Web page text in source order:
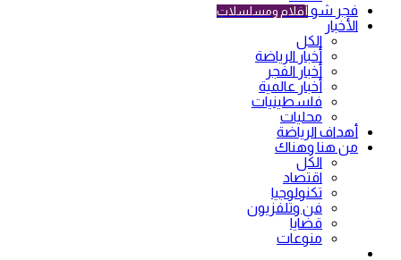
فجر شو أفلام ومسلسلات
الأخبار
الكل
أخبار الرياضة
أخبار الفجر
أخبار عالمية
فلسطينيات
محليات
أهداف الرياضة
من هنا وهناك
الكل
اقتصاد
تكنولوجيا
فن وتلفزيون
قضايا
منوعات